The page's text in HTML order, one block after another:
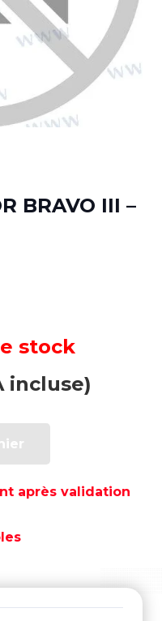
BRAVO III –
stock
incluse)
après validation